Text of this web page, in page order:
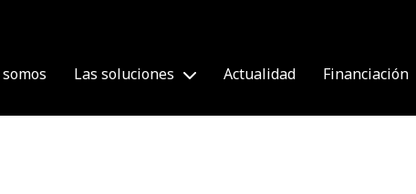
Las soluciones Actualidad Financiación